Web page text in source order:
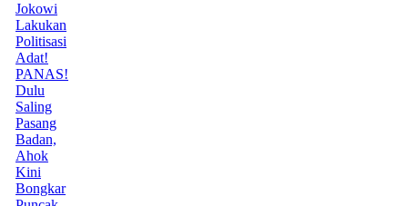
Jokowi
Lakukan
Politisasi
Adat!
PANAS!
Dulu
Saling
Pasang
Badan,
Ahok
Kini
Bongkar